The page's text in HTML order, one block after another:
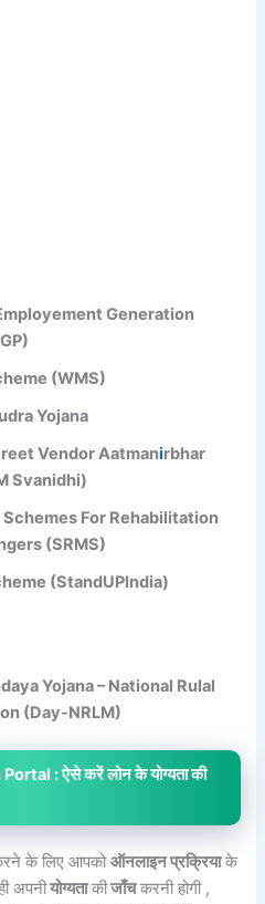
Generation
(WMS)
Yojana
Vendor Aatmanirbhar
Svanidhi)
For Rehabilitation
(SRMS)
(StandUPIndia)
Yojana – National Rulal
(Day-NRLM)
: ऐसे करें लोन के योग्यता की
के लिए आपकोऑनलाइन प्रक्रियाके
अपनीयोग्यताकीजाँचकरनी होगी ,